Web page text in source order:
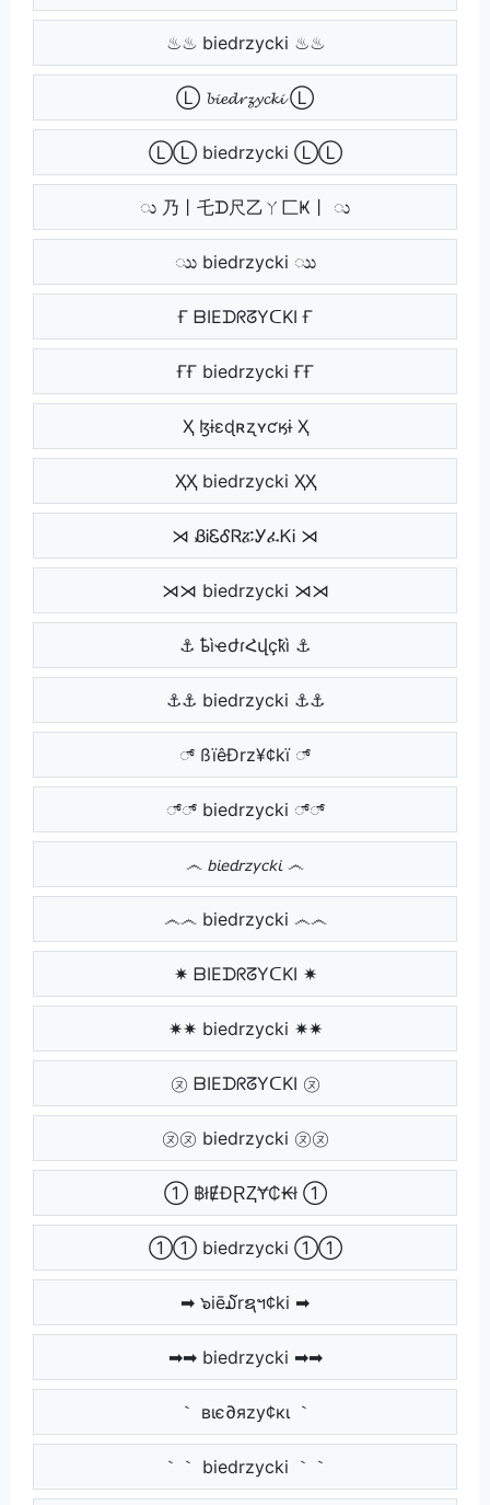
♨♨ biedrzycki ♨♨
Ⓛ 𝓫𝓲𝓮𝓭𝓻𝔃𝔂𝓬𝓴𝓲 Ⓛ
ⓁⓁ biedrzycki ⓁⓁ
ು 乃丨乇ᗪ尺乙ㄚ匚Ҝ丨 ು
ುು biedrzycki ುು
Ғ ᗷIEᗪᖇᘔYᑕKI Ғ
ҒҒ biedrzycki ҒҒ
Ҳ ɮɨɛɖʀʐʏƈӄɨ Ҳ
ҲҲ biedrzycki ҲҲ
⋊ ᏰᎥᏋᎴᏒፚᎩፈᏦᎥ ⋊
⋊⋊ biedrzycki ⋊⋊
⚓ ҍìҽժɾՀվçҟì ⚓
⚓⚓ biedrzycki ⚓⚓
್ ßïêÐrz¥¢kï ್
್್ biedrzycki ್್
෴ 𝘣𝘪𝘦𝘥𝘳𝘻𝘺𝘤𝘬𝘪 ෴
෴෴ biedrzycki ෴෴
✷ ᗷIEᗪᖇᘔYᑕKI ✷
✷✷ biedrzycki ✷✷
㋦ ᗷIEᗪᖇᘔYᑕKI ㋦
㋦㋦ biedrzycki ㋦㋦
① ฿łɆĐⱤⱫɎ₵₭ł ①
①① biedrzycki ①①
➡ ๖iē໓rຊฯ¢ki ➡
➡➡ biedrzycki ➡➡
｀ вιє∂яzу¢кι ｀
｀｀ biedrzycki ｀｀